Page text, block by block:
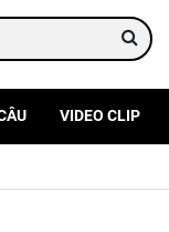
VIDEO CLIP